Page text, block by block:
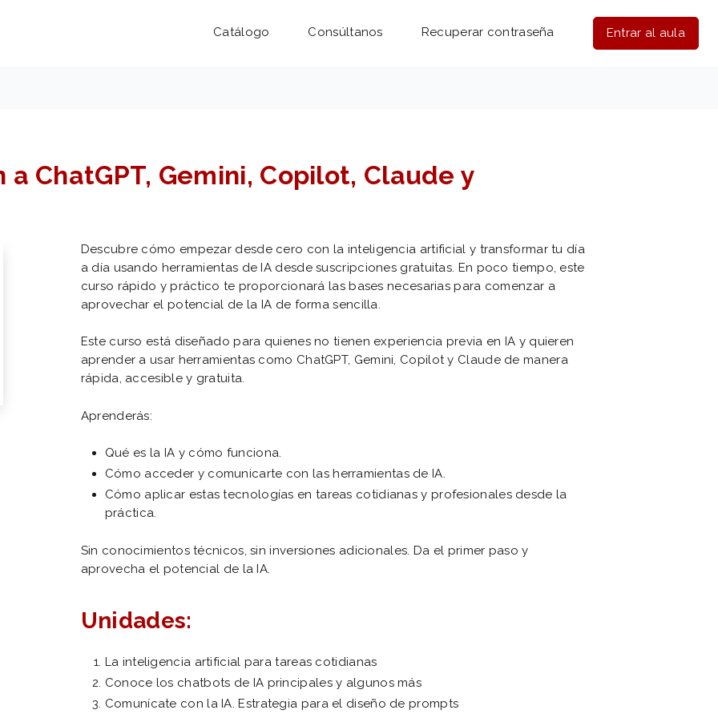
Catálogo Consúltanos Recuperar contraseña Entrar al aula
ChatGPT, Gemini, Copilot, Claude y
Descubre cómo empezar desde cero con la inteligencia artificial y transformar tu día
a día usando herramientas de IA desde suscripciones gratuitas. En poco tiempo, este
curso rápido y práctico te proporcionará las bases necesarias para comenzar a
aprovechar el potencial de la IA de forma sencilla.
Este curso está diseñado para quienes no tienen experiencia previa en IA y quieren
aprender a usar herramientas como ChatGPT, Gemini, Copilot y Claude de manera
rápida, accesible y gratuita.
Aprenderás:
Qué es la IA y cómo funciona.
Cómo acceder y comunicarte con las herramientas de IA.
Cómo aplicar estas tecnologías en tareas cotidianas y profesionales desde la
práctica.
Sin conocimientos técnicos, sin inversiones adicionales. Da el primer paso y
aprovecha el potencial de la IA.
Unidades:
La inteligencia artificial para tareas cotidianas
Conoce los chatbots de IA principales y algunos más
Comunícate con la IA. Estrategia para el diseño de prompts